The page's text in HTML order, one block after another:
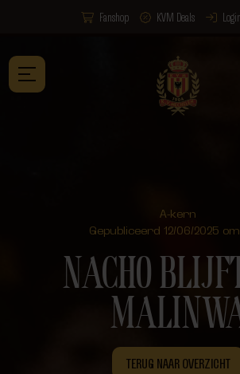
Fanshop KVM Deals Login
A-kern
Gepubliceerd 12/06/2025 om
NACHO
TERUG NAAR OVERZICHT